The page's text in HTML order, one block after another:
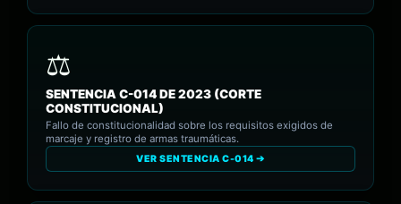
SENTENCIA C-014 DE 2023 (CORTE
CONSTITUCIONAL)
Fallo de constitucionalidad sobre los requisitos exigidos de
marcaje y registro de armas traumáticas.
VER SENTENCIA C-014 ➔